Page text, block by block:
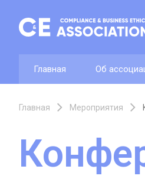
Главная Об
Главная Мероприятия